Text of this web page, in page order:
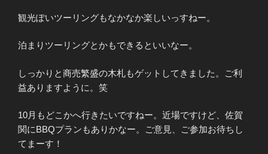
観光ぽいツーリングもなかなか楽しいっすねー。
泊まりツーリングとかもできるといいなー。
しっかりと商売繁盛の木札もゲットしてきました。ご利
益ありますように。笑
10月もどこかへ行きたいですねー。近場ですけど、佐賀
関にBBQプランもありかなー。ご意見、ご参加お待ちし
てまーす！